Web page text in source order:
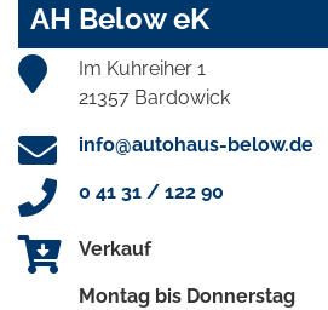
AH Below eK
Im Kuhreiher 1
21357 Bardowick
info@autohaus-below.de
0 41 31 / 122 90
Verkauf
Montag bis Donnerstag